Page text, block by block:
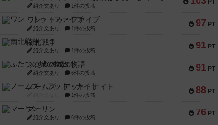
PT
紹介文あり 1件の投稿
97 PT
ワン・トゥ・ファイブ
紹介文あり 1件の投稿
91 PT
南北戦争
紹介文あり 1件の投稿
91 PT
ふたつの城の物語
紹介文あり 6件の投稿
88 PT
ノームズ・アット・ナイト
1件の投稿
76 PT
マーリン
紹介文あり 6件の投稿